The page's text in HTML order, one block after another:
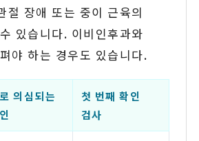
절 장애 또는 중이 근육의
있습니다. 이비인후과와
야 하는 경우도 있습니다.
의심되는
첫 번째 확인
검사